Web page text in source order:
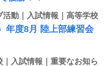
活動｜入試情報｜高等学校
年度8月 陸上部練習会
入試情報｜重要なお知ら